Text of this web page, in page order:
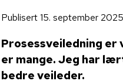
Publisert 15. september
Prosessveiledning
er mange. Jeg har
bedre veileder.